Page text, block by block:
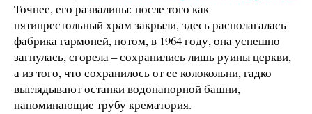
Точнее, его развалины: после того как
пятипрестольный храм закрыли, здесь располагалась
фабрика гармоней, потом, в 1964 году, она успешно
загнулась, сгорела – сохранились лишь руины церкви,
а из того, что сохранилось от ее колокольни, гадко
выглядывают останки водонапорной башни,
напоминающие трубу крематория.